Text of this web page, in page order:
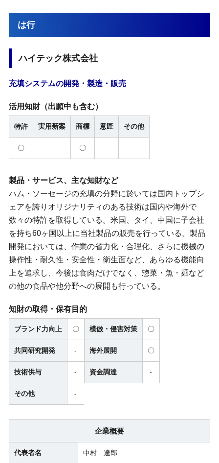
は行
ハイテック株式会社
充填システムの開発・製造・販売
活用知財（出願中も含む）
特許 実用新案 商標 意匠 その他
〇 〇
製品・サービス、主な知財など
ハム・ソーセージの充填の分野に於いては国内トップシ
ェアを誇りオリジナリティのある技術は国内や海外で
数々の特許を取得している。米国、タイ、中国に子会社
を持ち60ヶ国以上に当社製品の販売を行っている。製品
開発においては、作業の省力化・合理化、さらに機械の
操作性・耐久性・安全性・衛生面など、あらゆる機能向
上を追求し、今後は食肉だけでなく、惣菜・魚・麺など
の他の食品や他分野への展開も行っている。
知財の取得・保有目的
ブランド力向上 〇 模倣・侵害対策 〇
共同研究開発 - 海外展開 〇
技術供与 - 資金調達 -
その他 -
企業概要
代表者名 中村 達郎